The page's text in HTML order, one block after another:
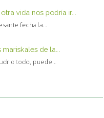
vida nos podría ir...
fecha la...
de la...
todo, puede...